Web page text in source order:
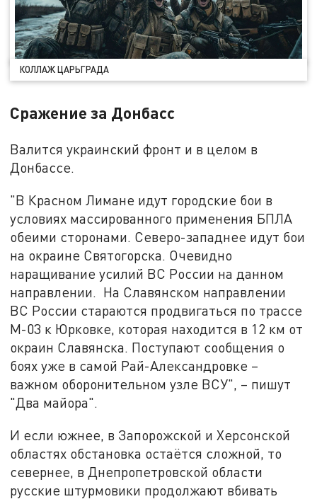
КОЛЛАЖ ЦАРЬГРАДА
Сражение за Донбасс
Валится украинский фронт и в целом в
Донбассе.
"В Красном Лимане идут городские бои в
условиях массированного применения БПЛА
обеими сторонами. Северо-западнее идут бои
на окраине Святогорска. Очевидно
наращивание усилий ВС России на данном
направлении. На Славянском направлении
ВС России стараются продвигаться по трассе
М-03 к Юрковке, которая находится в 12 км от
окраин Славянска. Поступают сообщения о
боях уже в самой Рай-Александровке –
важном оборонительном узле ВСУ", – пишут
"Два майора".
И если южнее, в Запорожской и Херсонской
областях обстановка остаётся сложной, то
севернее, в Днепропетровской области
русские штурмовики продолжают вбивать